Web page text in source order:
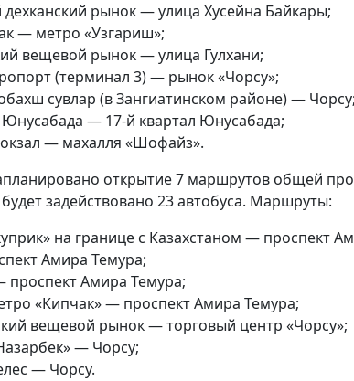
дехканский рынок — улица Хусейна Байкары;
— метро «Узгариш»;
вещевой рынок — улица Гулхани;
(терминал 3) — рынок «Чорсу»;
сувлар (в Зангиатинском районе) — Чорсу;
Юнусабада — 17-й квартал Юнусабада;
— махалля «Шофайз».
открытие 7 маршрутов общей
задействовано 23 автобуса. Маршруты:
на границе с Казахстаном — проспект
Амира Темура;
проспект Амира Темура;
«Кипчак» — проспект Амира Темура;
вещевой рынок — торговый центр «Чорсу»;
— Чорсу;
— Чорсу.